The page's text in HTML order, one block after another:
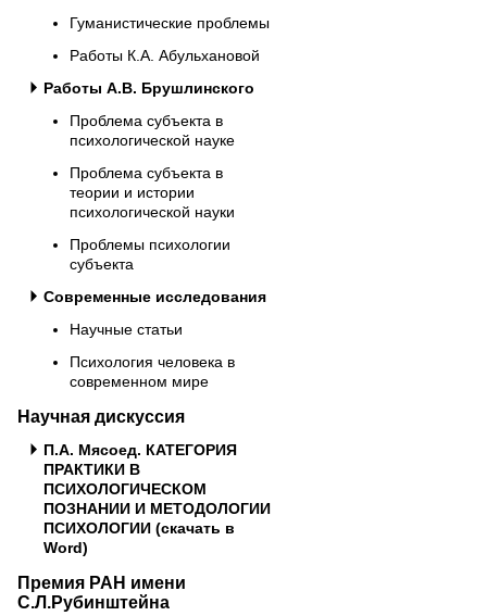
Гуманистические проблемы
Работы К.А. Абульхановой
Работы А.В. Брушлинского
Проблема субъекта в
психологической науке
Проблема субъекта в
теории и истории
психологической науки
Проблемы психологии
субъекта
Современные исследования
Научные статьи
Психология человека в
современном мире
Научная дискуссия
П.А. Мясоед. КАТЕГОРИЯ
ПРАКТИКИ В
ПСИХОЛОГИЧЕСКОМ
ПОЗНАНИИ И МЕТОДОЛОГИИ
ПСИХОЛОГИИ (скачать в
Word)
Премия РАН имени
С.Л.Рубинштейна